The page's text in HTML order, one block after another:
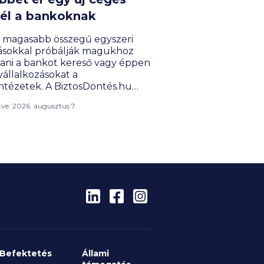
a bankoknak
magasabb összegű egyszeri
próbálják magukhoz
a bankot kereső vagy éppen
a
A BiztosDöntés.hu
folyó harcban a
2026. augusztus 7.
Befektetés
Állami